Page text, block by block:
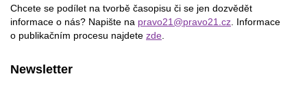
Chcete se podílet na tvorbě časopisu či se jen dozvědět
informace o nás? Napište na pravo21@pravo21.cz . Informace
o publikačním procesu najdete zde
Newsletter